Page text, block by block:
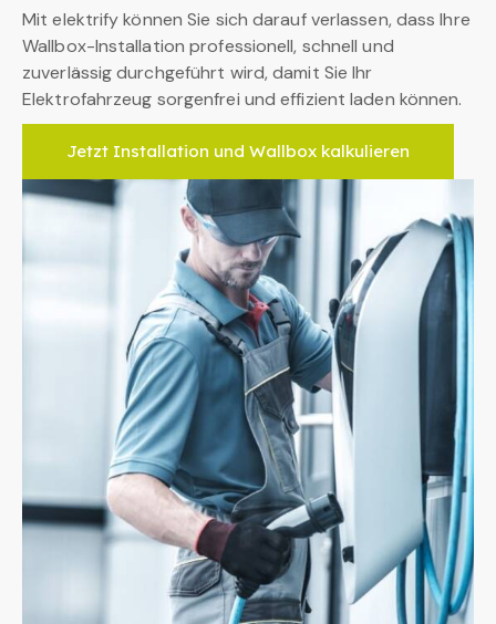
Mit elektrify können Sie sich darauf verlassen, dass Ihre
Wallbox-Installation professionell, schnell und
zuverlässig durchgeführt wird, damit Sie Ihr
Elektrofahrzeug sorgenfrei und effizient laden können.
Jetzt Installation und Wallbox kalkulieren